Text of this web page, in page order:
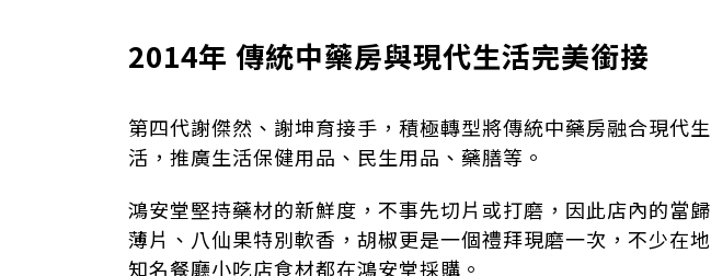
2014年 傳統中藥房與現代生活完美銜接
第四代謝傑然、謝坤育接手，積極轉型將傳統中藥房融合現代生
活，推廣生活保健用品、民生用品、藥膳等。
鴻安堂堅持藥材的新鮮度，不事先切片或打磨，因此店內的當歸
薄片、八仙果特別軟香，胡椒更是一個禮拜現磨一次，不少在地
知名餐廳小吃店食材都在鴻安堂採購。